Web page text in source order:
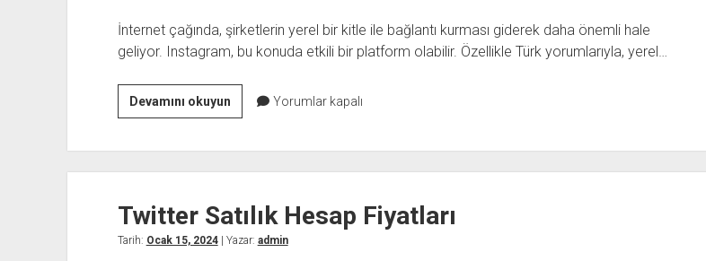
İnternet çağında, şirketlerin yerel bir kitle ile bağlantı kurması giderek daha önemli hale
geliyor. Instagram, bu konuda etkili bir platform olabilir. Özellikle Türk yorumlarıyla, yerel…
Devamını okuyunInstagram
Türk
Bağlantılar
Yorumlar kapalı
Twitter Satılık Hesap Fiyatları
Tarih: Ocak 15, 2024| Yazar: admin